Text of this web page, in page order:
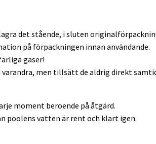
det stående, i sluten
på förpackningen innan användande.
gaser!
men tillsätt de aldrig direkt
moment beroende på åtgärd.
poolens vatten är rent och klart igen.